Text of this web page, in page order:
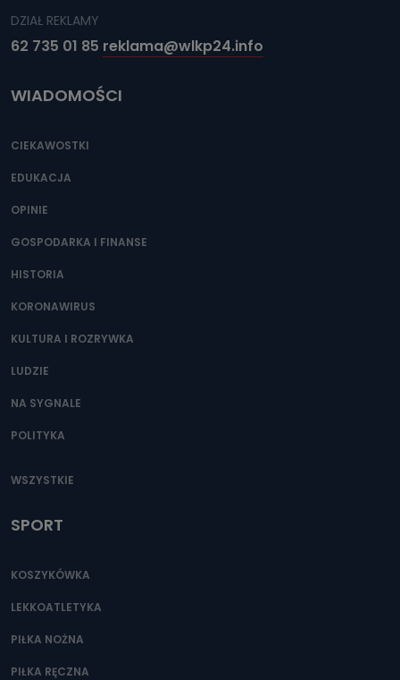
DZIAŁ REKLAMY
62 735 01 85 reklama@wlkp24.info
WIADOMOŚCI
CIEKAWOSTKI
EDUKACJA
OPINIE
GOSPODARKA I FINANSE
HISTORIA
KORONAWIRUS
KULTURA I ROZRYWKA
LUDZIE
NA SYGNALE
POLITYKA
WSZYSTKIE
SPORT
KOSZYKÓWKA
LEKKOATLETYKA
PIŁKA NOŻNA
PIŁKA RĘCZNA